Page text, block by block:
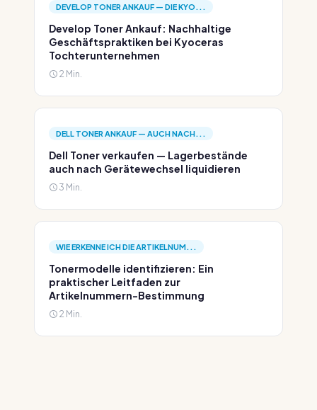
DEVELOP TONER ANKAUF — DIE KYO...
Develop Toner Ankauf: Nachhaltige
Geschäftspraktiken bei Kyoceras
Tochterunternehmen
2 Min.
DELL TONER ANKAUF — AUCH NACH...
Dell Toner verkaufen — Lagerbestände
auch nach Gerätewechsel liquidieren
3 Min.
WIE ERKENNE ICH DIE ARTIKELNUM...
Tonermodelle identifizieren: Ein
praktischer Leitfaden zur
Artikelnummern-Bestimmung
2 Min.